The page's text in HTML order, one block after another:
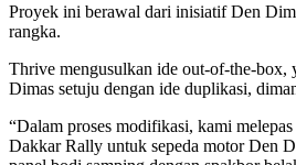
Proyek ini berawal dari inisiatif Den
rangka.
Thrive mengusulkan ide out-of-the-box,
Dimas setuju dengan ide duplikasi,
“Dalam proses modifikasi, kami
Dakkar Rally untuk sepeda motor Den